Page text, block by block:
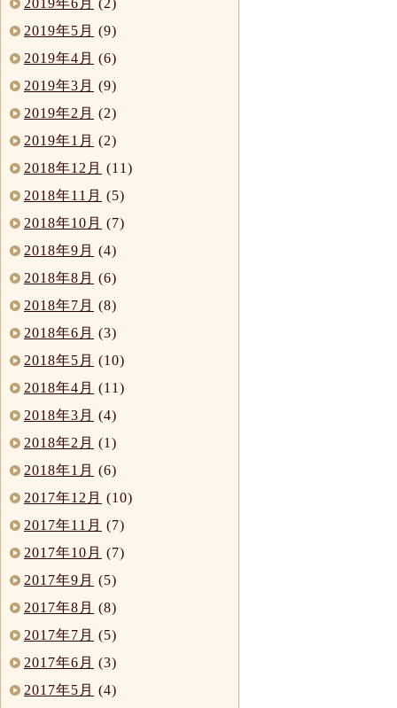
2019年6月 (2)
2019年5月 (9)
2019年4月 (6)
2019年3月 (9)
2019年2月 (2)
2019年1月 (2)
2018年12月 (11)
2018年11月 (5)
2018年10月 (7)
2018年9月 (4)
2018年8月 (6)
2018年7月 (8)
2018年6月 (3)
2018年5月 (10)
2018年4月 (11)
2018年3月 (4)
2018年2月 (1)
2018年1月 (6)
2017年12月 (10)
2017年11月 (7)
2017年10月 (7)
2017年9月 (5)
2017年8月 (8)
2017年7月 (5)
2017年6月 (3)
2017年5月 (4)